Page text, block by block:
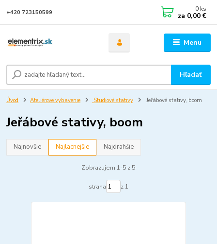
Menu
Hľadať
+420 723150599 0 ks
za 0,00 €
Úvod Ateliérove vybavenie Studiové stativy Jeřábové stativy, boom
Jeřábové stativy, boom
Najnovšie Najlacnejšie Najdrahšie
Zobrazujem 1-5 z 5
strana z 1